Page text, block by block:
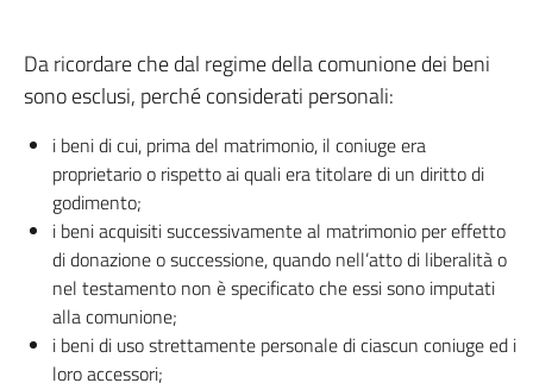
Da ricordare che dal regime della comunione dei beni
sono esclusi, perché considerati personali:
i beni di cui, prima del matrimonio, il coniuge era
proprietario o rispetto ai quali era titolare di un diritto di
godimento;
i beni acquisiti successivamente al matrimonio per effetto
di donazione o successione, quando nell’atto di liberalità o
nel testamento non è specificato che essi sono imputati
alla comunione;
i beni di uso strettamente personale di ciascun coniuge ed i
loro accessori;